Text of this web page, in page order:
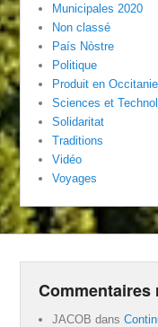
Municipales 2020
Non classé
País Nòstre
Politique
Produit en Occitanie
Sciences et
Solidaritat
Traditions
Vidéo
Voyages
Commentaires
JACOB dans